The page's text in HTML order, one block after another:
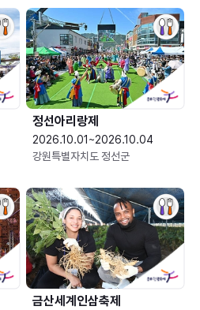
정선아리랑제
2026.10.01~2026.10.04
강원특별자치도 정선군
금산세계인삼축제